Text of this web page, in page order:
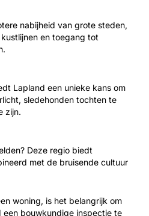
nabijheid van grote steden,
en toegang tot
Lapland een unieke kans om
sledehonden tochten te
zijn.
Deze regio biedt
met de bruisende cultuur
woning, is het belangrijk om
bouwkundige inspectie te